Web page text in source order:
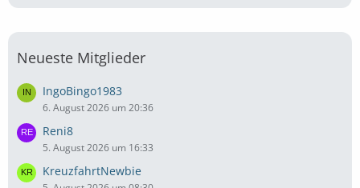
Neueste Mitglieder
IngoBingo1983
6. August 2026 um 20:36
Reni8
5. August 2026 um 16:33
KreuzfahrtNewbie